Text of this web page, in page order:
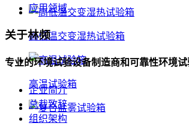
高低温交变湿热试验箱
高温试验箱
应用领域
关于林频
专业的环境试验设备制造商和可靠性环境试
企业简介
总裁致辞
组织架构